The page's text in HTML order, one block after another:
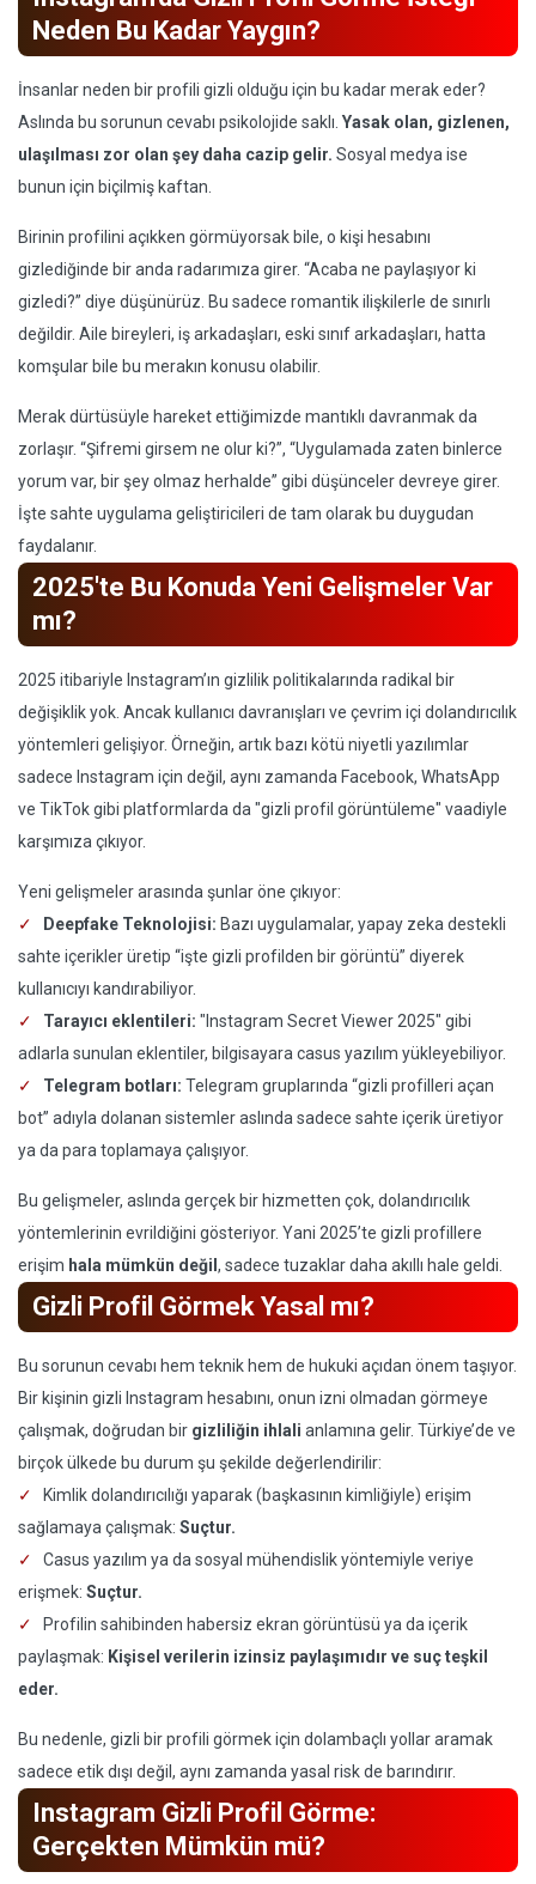
Neden Bu Kadar Yaygın?
İnsanlar neden bir profili gizli olduğu için bu kadar merak eder?
Aslında bu sorunun cevabı psikolojide saklı. Yasak olan, gizlenen,
ulaşılması zor olan şey daha cazip gelir. Sosyal medya ise
bunun için biçilmiş kaftan.
Birinin profilini açıkken görmüyorsak bile, o kişi hesabını
gizlediğinde bir anda radarımıza girer. “Acaba ne paylaşıyor ki
gizledi?” diye düşünürüz. Bu sadece romantik ilişkilerle de sınırlı
değildir. Aile bireyleri, iş arkadaşları, eski sınıf arkadaşları, hatta
komşular bile bu merakın konusu olabilir.
Merak dürtüsüyle hareket ettiğimizde mantıklı davranmak da
zorlaşır. “Şifremi girsem ne olur ki?”, “Uygulamada zaten binlerce
yorum var, bir şey olmaz herhalde” gibi düşünceler devreye girer.
İşte sahte uygulama geliştiricileri de tam olarak bu duygudan
faydalanır.
2025'te Bu Konuda Yeni Gelişmeler Var
mı?
2025 itibariyle Instagram’ın gizlilik politikalarında radikal bir
değişiklik yok. Ancak kullanıcı davranışları ve çevrim içi dolandırıcılık
yöntemleri gelişiyor. Örneğin, artık bazı kötü niyetli yazılımlar
sadece Instagram için değil, aynı zamanda Facebook, WhatsApp
ve TikTok gibi platformlarda da "gizli profil görüntüleme" vaadiyle
karşımıza çıkıyor.
Yeni gelişmeler arasında şunlar öne çıkıyor:
Deepfake Teknolojisi: Bazı uygulamalar, yapay zeka destekli
sahte içerikler üretip “işte gizli profilden bir görüntü” diyerek
kullanıcıyı kandırabiliyor.
Tarayıcı eklentileri: "Instagram Secret Viewer 2025" gibi
adlarla sunulan eklentiler, bilgisayara casus yazılım yükleyebiliyor.
Telegram botları: Telegram gruplarında “gizli profilleri açan
bot” adıyla dolanan sistemler aslında sadece sahte içerik üretiyor
ya da para toplamaya çalışıyor.
Bu gelişmeler, aslında gerçek bir hizmetten çok, dolandırıcılık
yöntemlerinin evrildiğini gösteriyor. Yani 2025’te gizli profillere
erişim hala mümkün değil , sadece tuzaklar daha akıllı hale geldi.
Gizli Profil Görmek Yasal mı?
Bu sorunun cevabı hem teknik hem de hukuki açıdan önem taşıyor.
Bir kişinin gizli Instagram hesabını, onun izni olmadan görmeye
çalışmak, doğrudan bir gizliliğin ihlali anlamına gelir. Türkiye’de ve
birçok ülkede bu durum şu şekilde değerlendirilir:
Kimlik dolandırıcılığı yaparak (başkasının kimliğiyle) erişim
sağlamaya çalışmak: Suçtur.
Casus yazılım ya da sosyal mühendislik yöntemiyle veriye
erişmek: Suçtur.
Profilin sahibinden habersiz ekran görüntüsü ya da içerik
paylaşmak: Kişisel verilerin izinsiz paylaşımıdır ve suç teşkil
eder.
Bu nedenle, gizli bir profili görmek için dolambaçlı yollar aramak
sadece etik dışı değil, aynı zamanda yasal risk de barındırır.
Instagram Gizli Profil Görme:
Gerçekten Mümkün mü?